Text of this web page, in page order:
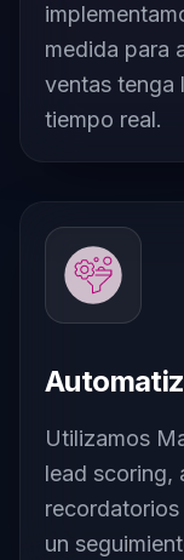
medida para
ventas tenga
tiempo real.
Utilizamos
lead scoring,
un